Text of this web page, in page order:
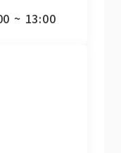
~ 13:00